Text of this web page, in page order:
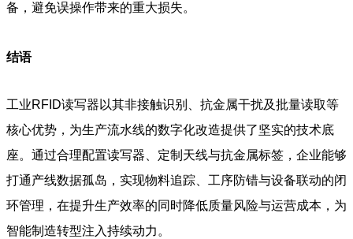
备，避免误操作带来的重大损失。
结语
工业RFID读写器以其非接触识别、抗金属干扰及批量读取等
核心优势，为生产流水线的数字化改造提供了坚实的技术底
座。通过合理配置读写器、定制天线与抗金属标签，企业能够
打通产线数据孤岛，实现物料追踪、工序防错与设备联动的闭
环管理，在提升生产效率的同时降低质量风险与运营成本，为
智能制造转型注入持续动力。